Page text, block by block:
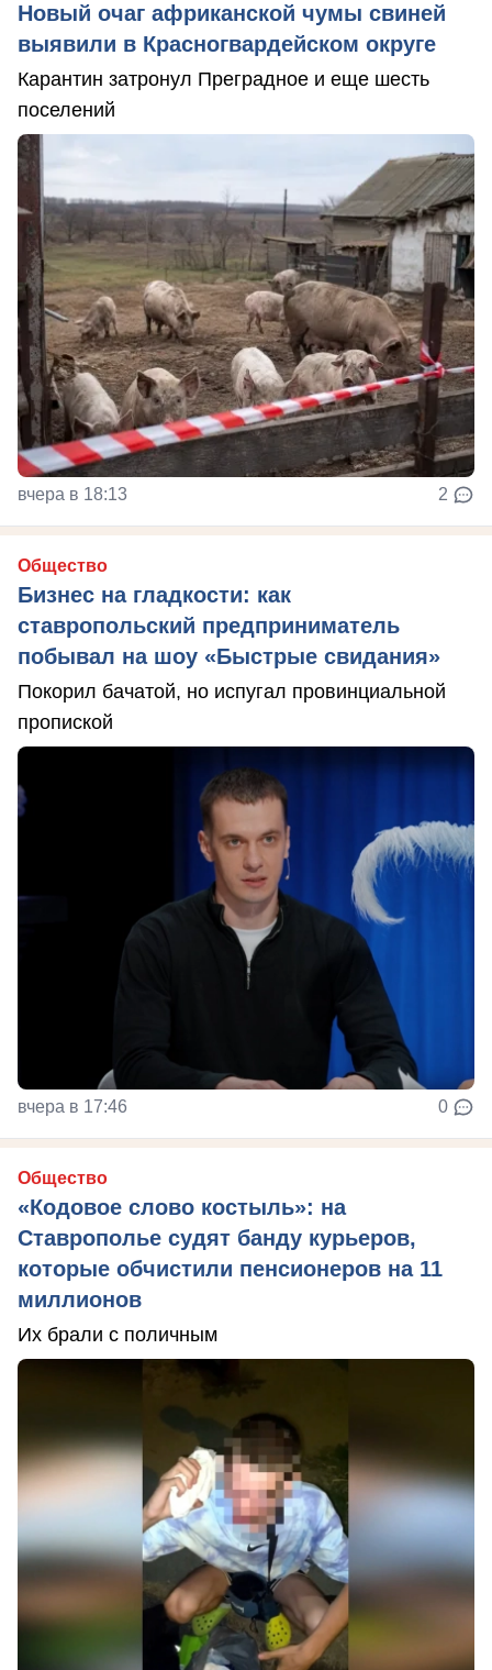
Новый очаг африканской чумы свиней
выявили в Красногвардейском округе
Карантин затронул Преградное и еще шесть
поселений
вчера в 18:13 2
Общество
Бизнес на гладкости: как
ставропольский предприниматель
побывал на шоу «Быстрые свидания»
Покорил бачатой, но испугал провинциальной
пропиской
вчера в 17:46 0
Общество
«Кодовое слово костыль»: на
Ставрополье судят банду курьеров,
которые обчистили пенсионеров на 11
миллионов
Их брали с поличным